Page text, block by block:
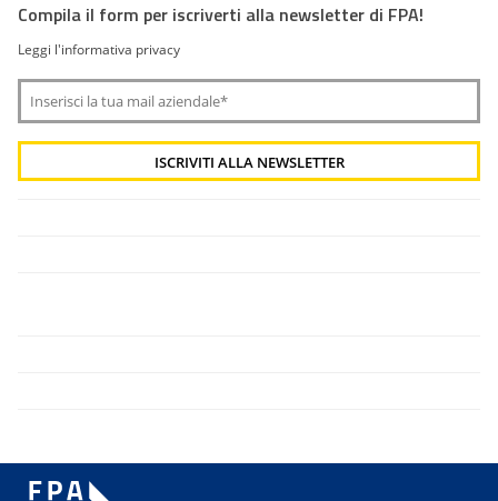
Compila il form per iscriverti alla newsletter di FPA!
Leggi l'informativa privacy